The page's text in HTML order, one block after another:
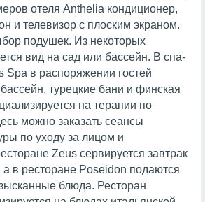
отеля Anthelia кондиционер,
и телевизор с плоским экраном.
подушек. Из некоторых
вид на сад или бассейн. В спа-
Spa в распоряжении гостей
турецкие бани и финская
на терапии по
можно заказать сеансы
по уходу за лицом и
Zeus сервируется завтрак
в ресторане Poseidon подаются
блюда. Ресторан